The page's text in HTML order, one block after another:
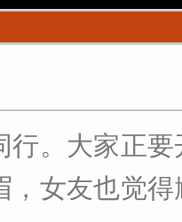
。大家正
女友也觉